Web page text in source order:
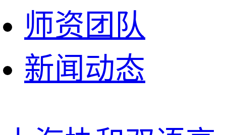
师资团队
新闻动态